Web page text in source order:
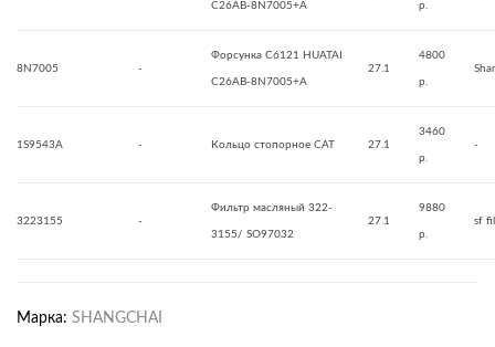
C26AB-8N7005+A р.
8N7005 -
Форсунка C6121 HUATAI
C26AB-8N7005+A
27.1
4800
р.
1S9543A - Кольцо стопорное CAT 27.1
3460
р.
-
3223155 -
Фильтр масляный 322-
3155/ SO97032
27.1
9880
р.
sf
Марка: SHANGCHAI